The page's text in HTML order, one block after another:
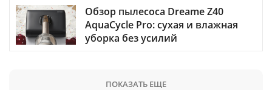
Обзор пылесоса Dreame Z40
AquaCycle Pro: сухая и влажная
уборка без усилий
ПОКАЗАТЬ ЕЩЕ